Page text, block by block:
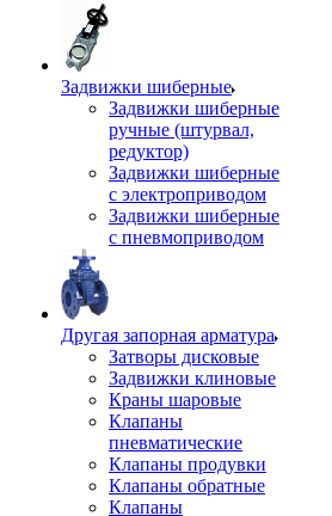
Задвижки шиберные
Задвижки шиберные
ручные (штурвал,
редуктор)
Задвижки шиберные
с электроприводом
Задвижки шиберные
с пневмоприводом
Другая запорная арматура
Затворы дисковые
Задвижки клиновые
Краны шаровые
Клапаны
пневматические
Клапаны продувки
Клапаны обратные
Клапаны